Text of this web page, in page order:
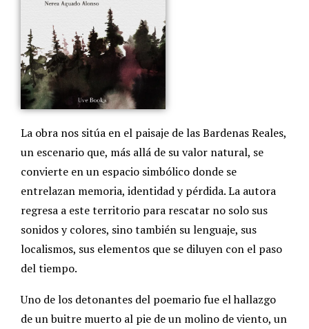
La obra nos sitúa en el paisaje de las Bardenas Reales,
un escenario que, más allá de su valor natural, se
convierte en un espacio simbólico donde se
entrelazan memoria, identidad y pérdida. La autora
regresa a este territorio para rescatar no solo sus
sonidos y colores, sino también su lenguaje, sus
localismos, sus elementos que se diluyen con el paso
del tiempo.
Uno de los detonantes del poemario fue el hallazgo
de un buitre muerto al pie de un molino de viento, un